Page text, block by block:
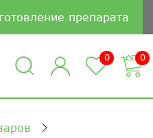
препарата
0 0